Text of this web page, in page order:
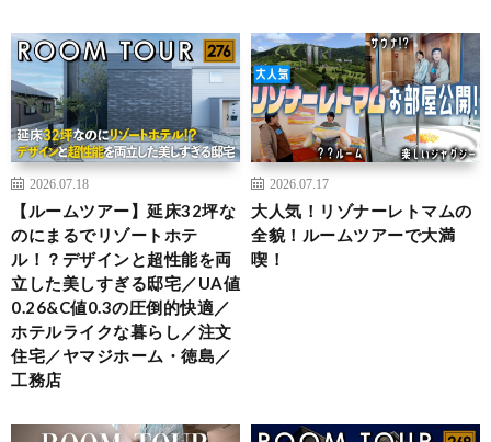
2026.07.18
【ルームツアー】延床32坪な
のにまるでリゾートホテ
ル！？デザインと超性能を両
立した美しすぎる邸宅／UA値
0.26&C値0.3の圧倒的快適／
ホテルライクな暮らし／注文
住宅／ヤマジホーム・徳島／
工務店
2026.07.17
大人気！リゾナーレトマムの
全貌！ルームツアーで大満
喫！